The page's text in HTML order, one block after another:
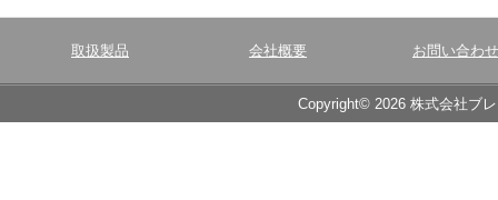
取扱製品 会社概要 お問い合わせ
Copyright© 2026 株式会社ブ